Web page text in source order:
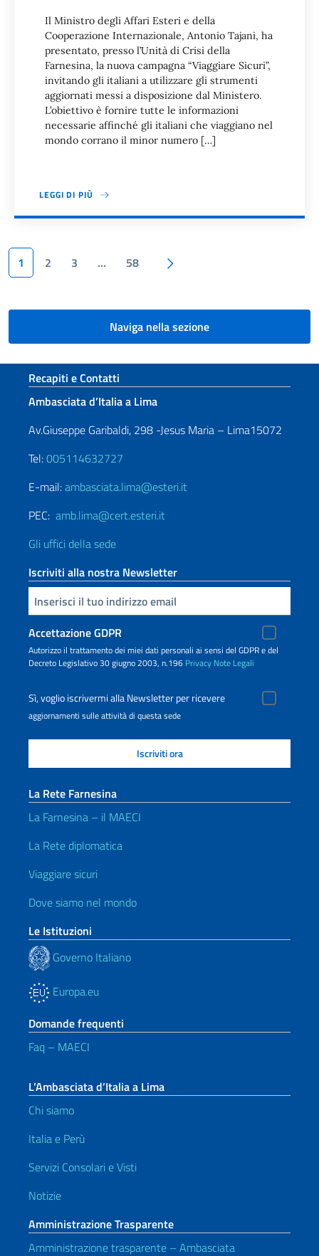
Il Ministro degli Affari Esteri e della
Cooperazione Internazionale, Antonio Tajani, ha
presentato, presso l’Unità di Crisi della
Farnesina, la nuova campagna “Viaggiare Sicuri”,
invitando gli italiani a utilizzare gli strumenti
aggiornati messi a disposizione dal Ministero.
L’obiettivo è fornire tutte le informazioni
necessarie affinché gli italiani che viaggiano nel
mondo corrano il minor numero […]
LEGGI DI PIÙ
Paginazione
1 2 3 … 58
Naviga nella sezione
Sezione footer
Recapiti e Contatti
Ambasciata d’Italia a Lima
Av.Giuseppe Garibaldi, 298 -Jesus Maria – Lima15072
Tel:005114632727
E-mail:ambasciata.lima@esteri.it
PEC: amb.lima@cert.esteri.it
Gli uffici della sede
Iscriviti alla nostra Newsletter
Inserisci la tua email
Accettazione GDPR
Autorizzo il trattamento dei miei dati personali ai sensi del GDPR e del
Decreto Legislativo 30 giugno 2003, n.196 Privacy Note Legali
Sì, voglio iscrivermi alla Newsletter per ricevere
aggiornamenti sulle attività di questa sede
La Rete Farnesina
La Farnesina – il MAECI
La Rete diplomatica
Viaggiare sicuri
Dove siamo nel mondo
Le Istituzioni
Governo Italiano
Europa.eu
Domande frequenti
Faq – MAECI
L’Ambasciata d’Italia a Lima
Chi siamo
Italia e Perù
Servizi Consolari e Visti
Notizie
Amministrazione Trasparente
Amministrazione trasparente – Ambasciata